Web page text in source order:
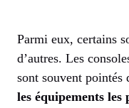
Parmi eux, certains
d’autres. Les
sont souvent pointés
les équipements les